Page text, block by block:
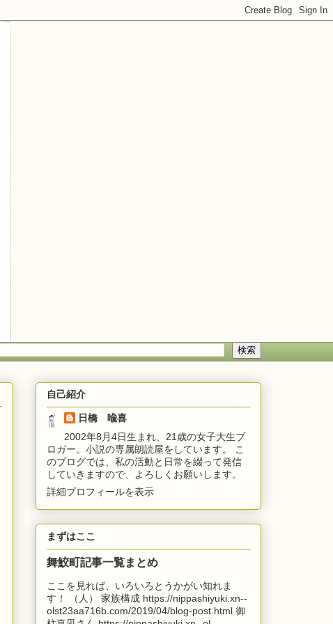
自己紹介
日橋 喩喜
2002年8月4日生まれ、21歳の女子大生ブ
ロガー。小説の専属朗読屋をしています。 こ
のブログでは、私の活動と日常を綴って発信
していきますので、よろしくお願いします。
詳細プロフィールを表示
まずはここ
舞鮫町記事一覧まとめ
ここを見れば、いろいろとうかがい知れま
す！ （人） 家族構成 https://nippashiyuki.xn--
olst23aa716b.com/2019/04/blog-post.html 御